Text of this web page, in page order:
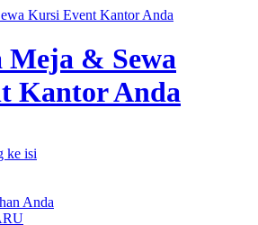
Meja & Sewa
Kantor Anda
ke isi
Anda